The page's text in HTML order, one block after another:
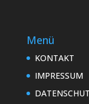
Menü
KONTAKT
IMPRESSUM